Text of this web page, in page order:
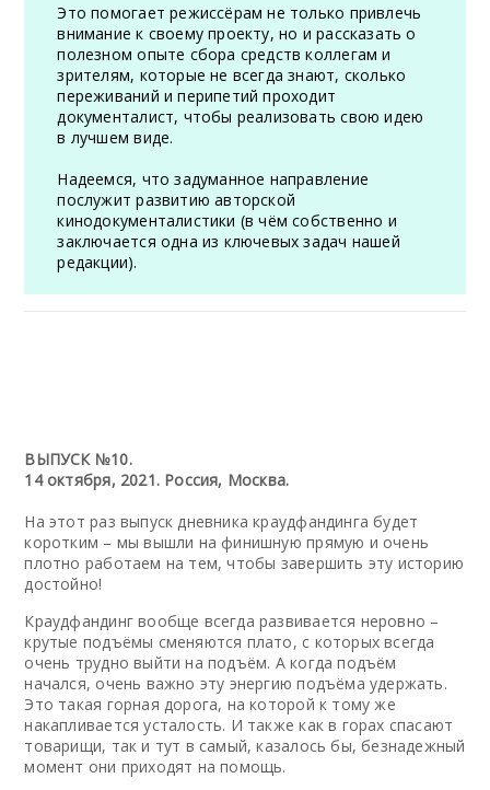
Это помогает режиссёрам не только привлечь
внимание к своему проекту, но и рассказать о
полезном опыте сбора средств коллегам и
зрителям, которые не всегда знают, сколько
переживаний и перипетий проходит
документалист, чтобы реализовать свою идею
в лучшем виде.
Надеемся, что задуманное направление
послужит развитию авторской
кинодокументалистики (в чём собственно и
заключается одна из ключевых задач нашей
редакции).
ВЫПУСК №10.
14 октября, 2021. Россия, Москва.
На этот раз выпуск дневника краудфандинга будет
коротким – мы вышли на финишную прямую и очень
плотно работаем на тем, чтобы завершить эту историю
достойно!
Краудфандинг вообще всегда развивается неровно –
крутые подъёмы сменяются плато, с которых всегда
очень трудно выйти на подъём. А когда подъём
начался, очень важно эту энергию подъёма удержать.
Это такая горная дорога, на которой к тому же
накапливается усталость. И также как в горах спасают
товарищи, так и тут в самый, казалось бы, безнадежный
момент они приходят на помощь.